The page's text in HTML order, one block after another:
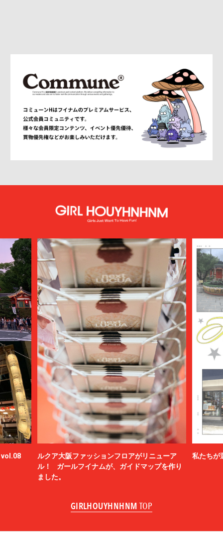
vol.08
ルクア大阪ファッションフロアがリニューア
ル！ ガールフイナムが、ガイドマップを作り
ました。
私たちが
GIRLHOUYHNHNM TOP